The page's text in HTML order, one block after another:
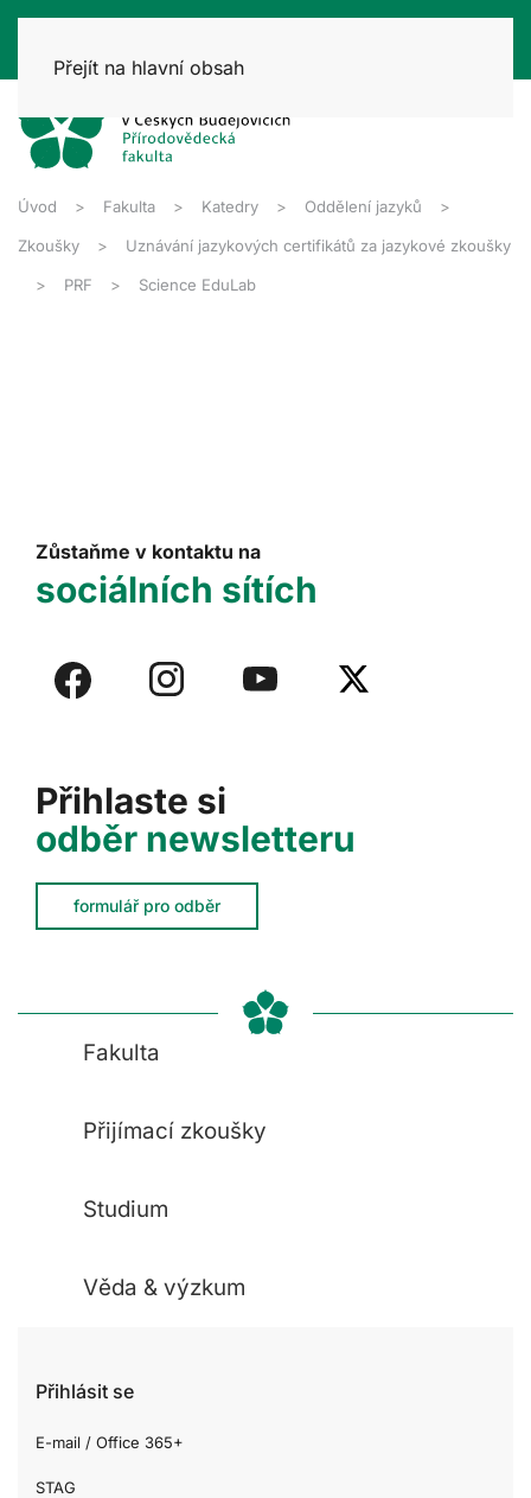
Přejít na hlavní obsah
Úvod Fakulta Katedry Oddělení jazyků
Zkoušky Uznávání jazykových certifikátů za jazykové zkoušky
PRF Science EduLab
Přihlaste si
odběr newsletteru
formulář pro odběr
Zůstaňme v kontaktu na
sociálních sítích
Fakulta
Přijímací zkoušky
Studium
Věda & výzkum
Přihlásit se
E-mail / Office 365+
STAG